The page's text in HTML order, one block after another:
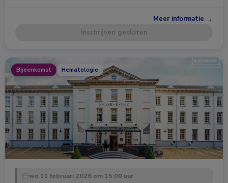
Meer informatie →
Inschrijven gesloten
Bijeenkomst Hematologie
wo 11 februari 2026 om 15:00 uur